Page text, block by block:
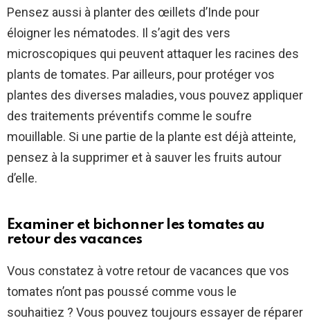
Pensez aussi à planter des œillets d’Inde pour
éloigner les nématodes. Il s’agit des vers
microscopiques qui peuvent attaquer les racines des
plants de tomates. Par ailleurs, pour protéger vos
plantes des diverses maladies, vous pouvez appliquer
des traitements préventifs comme le soufre
mouillable. Si une partie de la plante est déjà atteinte,
pensez à la supprimer et à sauver les fruits autour
d’elle.
Examiner et bichonner les tomates au
retour des vacances
Vous constatez à votre retour de vacances que vos
tomates n’ont pas poussé comme vous le
souhaitiez ? Vous pouvez toujours essayer de réparer